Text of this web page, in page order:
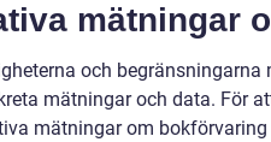
mätningar
och
mätningar och data. För
mätningar om